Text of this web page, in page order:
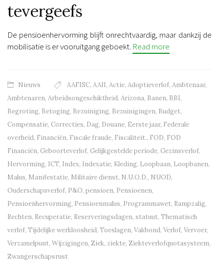
tevergeefs
De pensioenhervorming blijft onrechtvaardig, maar dankzij de
mobilisatie is er vooruitgang geboekt. Read more
Nieuws AAFISC, AAII, Actie, Adoptieverlof, Ambtenaar,
Ambtenaren, Arbeidsongeschiktheid, Arizona, Banen, BBI,
Begroting, Betoging, Bezuiniging, Bezuinigingen, Budget,
Compensatie, Correcties, Dag, Douane, Eerste jaar, Federale
overheid, Financiën, Fiscale fraude, Fiscaliteit., FOD, FOD
Financiën, Geboorteverlof, Gelijkgestelde periode, Gezinsverlof,
Hervorming, ICT, Index, Indexatie, Kleding, Loopbaan, Loopbanen,
Malus, Manifestatie, Militaire dienst, N.U.O.D., NUOD,
Ouderschapsverlof, P&O, pensioen, Pensioenen,
Pensioenhervorming, Pensioenmalus, Programmawet, Rampzalig,
Rechten, Recuperatie, Reserveringsdagen, statuut, Thematisch
verlof, Tijdelijke werkloosheid, Toeslagen, Vakbond, Verlof, Vervoer,
Verzamelpunt, Wijzigingen, Ziek, ziekte, Ziekteverlofquotasysteem,
Zwangerschapsrust